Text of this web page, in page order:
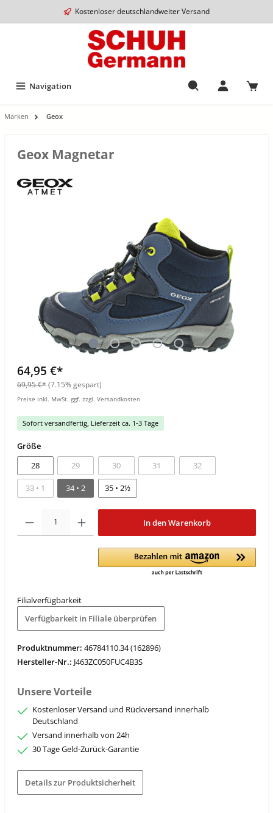
Kostenloser deutschlandweiter Versand
Navigation
Marken Geox
Geox Magnetar
64,95 €*
69,95 €*(7.15% gespart)
Preise inkl. MwSt. ggf. zzgl. Versandkosten
Sofort versandfertig, Lieferzeit ca. 1-3 Tage
Größe
28
29 30 31 32
33 • 1 34 • 2 35 • 2½
In den Warenkorb
Filialverfügbarkeit
Verfügbarkeit in Filiale überprüfen
Produktnummer: 46784110.34 (162896)
Hersteller-Nr.: J463ZC050FUC4B3S
Unsere Vorteile
Kostenloser Versand und Rückversand innerhalb
Deutschland
Versand innerhalb von 24h
30 Tage Geld-Zurück-Garantie
Details zur Produktsicherheit